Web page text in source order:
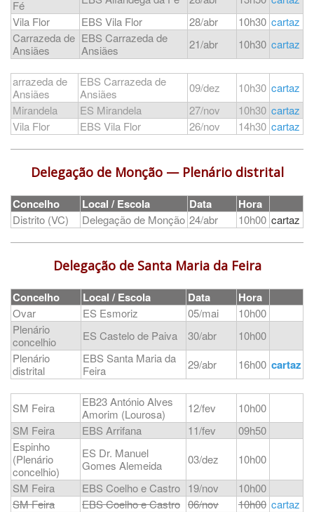
Fé
Vila Flor
EBS Vila Flor 28/abr 10h30 cartaz
Carrazeda de
Ansiães
EBS Carrazeda de
Ansiães
21/abr 10h30 cartaz
arrazeda de
Ansiães
EBS Carrazeda de
Ansiães
09/dez 10h30 cartaz
Mirandela
ES Mirandela 27/nov 10h30 cartaz
Vila Flor
EBS Vila Flor 26/nov 14h30 cartaz
Delegação de Monção — Plenário distrital
Concelho Local / Escola Data Hora
Distrito (VC) Delegação de Monção 24/abr 10h00 cartaz
Delegação de Santa Maria da Feira
Concelho Local / Escola Data Hora
Ovar ES Esmoriz 05/mai
10h00
Plenário
concelhio
ES Castelo de Paiva 30/abr
10h00
Plenário
distrital
EBS Santa Maria da
Feira
29/abr 16h00 cartaz
SM Feira
EB23 António Alves
Amorim (Lourosa)
12/fev
10h00
SM Feira
EBS Arrifana 11/fev
09h50
Espinho
(Plenário
concelhio)
ES Dr. Manuel
Gomes Alemeida
03/dez
10h00
SM Feira
EBS Coelho e Castro 19/nov
10h00
SM Feira
EBS Coelho e Castro 06/nov 10h00 cartaz